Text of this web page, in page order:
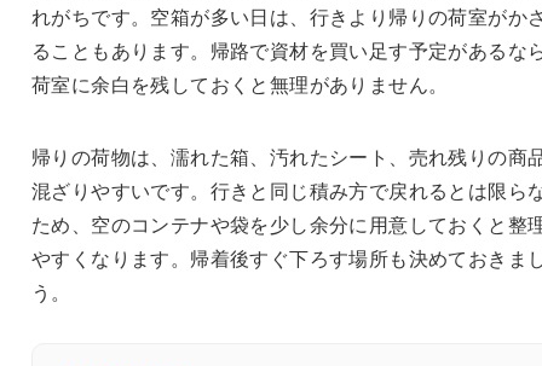
れがちです。空箱が多い日は、行きより帰りの荷室がか
ることもあります。帰路で資材を買い足す予定があるな
荷室に余白を残しておくと無理がありません。
帰りの荷物は、濡れた箱、汚れたシート、売れ残りの商
混ざりやすいです。行きと同じ積み方で戻れるとは限ら
ため、空のコンテナや袋を少し余分に用意しておくと整
やすくなります。帰着後すぐ下ろす場所も決めておきま
う。